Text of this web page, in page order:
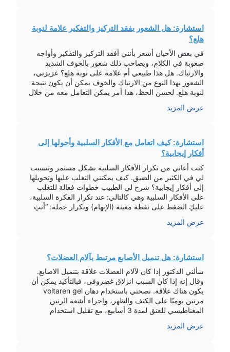
استشارة: هل الشعور بفقد التركيز والتفكير علامة لنوبة
هلع؟
في بعض الأحيان أشعر بأنني أفقد التركيز والتفكير وأواجه
صعوبة في الكلام، ويصاحب ذلك شعور بالخوف الشديد
والارتباك. هل هذا طبيعي أم علامة على نوبة هلع؟ عزيزتي،
الشعور بهذا النوع من الارتباك والخوف يمكن أن يكون نتيجة
لنوبة هلع. لحسن الحظ، هذا أمر يمكن التعامل معه من خلال
عرض المزيد
استشارة: كيف اتعامل مع الأفكار السلبية وأحولها إلى
أفكار إيجابية؟
كنت أعاني من تكرار الأفكار السلبية بشكل مستمر وتسببت
لي في الكثير من الضيق. كيف يمكنني التغلب عليها وتحويلها
إلى أفكار إيجابية؟ شرح لي الطبيب خطوات فعالة للتغلب
على الأفكار السلبية وهي كالتالي: عند تكرار الفكرة السلبية،
عليكِ الضغط على نقطة معينة (الإبهام) وتكرار جملة: “أنتِ
التي […]
عرض المزيد
استشارة: هل تنميل الأصابع مرتبط بآلام العضلات؟
سألني الدكتور إذا كان لآلام العضلات علاقة بتنميل الاصابع.
وقال إنه إذا كان السبب انزلاق غضروفي، فبالتأكيد يمكن أن
يكون هناك علاقة. نصحني باستخدام دهان voltaren gel
مرتين يوميًا على الكتف والظهر، وإجراء أشعة الرنين
المغناطيسي للعنق لمدة 3 أسابيع، مع تقليل استخدام
لم يتحسن […]
عرض المزيد